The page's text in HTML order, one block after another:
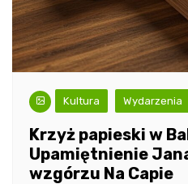
Kultura Wydarzenia
Krzyż papieski w
Upamiętnienie
wzgórzu Na Capie